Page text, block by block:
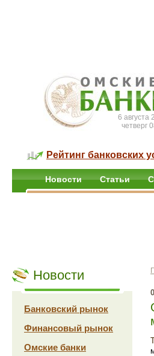
6 августа
четверг
Рейтинг банковских
Новости Статьи
Новости
Банковский рынок
Финансовый рынок
Омские банки